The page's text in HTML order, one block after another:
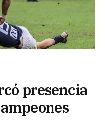
presencia